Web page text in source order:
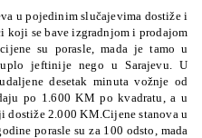
u pojedinim slučajevima dostiže i
se bave izgradnjom i prodajom
su porasle, mada je tamo u
jeftinije nego u Sarajevu. U
desetak minuta vožnje od
po 1.600 KM po kvadratu, a u
2.000 KM.Cijene stanova u
porasle su za 100 odsto, mada